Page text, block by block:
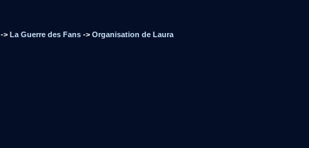
-> La Guerre des Fans-> Organisation de Laura